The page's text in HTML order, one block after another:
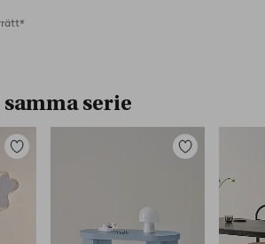
serie
Lägg
i
favoriter
Lägg
favoriter